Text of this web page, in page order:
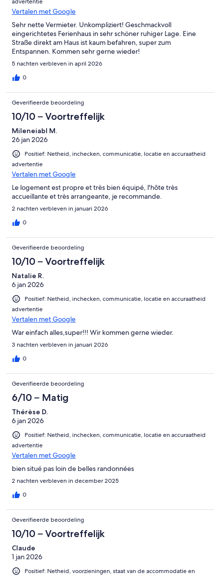
Vertalen met Google
Sehr nette Vermieter. Unkompliziert! Geschmackvoll
eingerichtetes Ferienhaus in sehr schöner ruhiger Lage. Eine
Straße direkt am Haus ist kaum befahren, super zum
Entspannen. Kommen sehr gerne wieder!
5 nachten verbleven in april 2026
0
Geverifieerde beoordeling
10/10 – Voortreffelijk
Mileneiabl M.
26 jan 2026
Positief: Netheid, inchecken, communicatie, locatie en accuraatheid
advertentie
Vertalen met Google
Le logement est propre et très bien équipé, l'hôte très
accueillante et très arrangeante, je recommande.
2 nachten verbleven in januari 2026
0
Geverifieerde beoordeling
10/10 – Voortreffelijk
Natalie R.
6 jan 2026
Positief: Netheid, inchecken, communicatie, locatie en accuraatheid
advertentie
Vertalen met Google
War einfach alles,super!!! Wir kommen gerne wieder.
3 nachten verbleven in januari 2026
0
Geverifieerde beoordeling
6/10 – Matig
Thérèse D.
6 jan 2026
Positief: Netheid, inchecken, communicatie, locatie en accuraatheid
advertentie
Vertalen met Google
bien situé pas loin de belles randonnées
2 nachten verbleven in december 2025
0
Geverifieerde beoordeling
10/10 – Voortreffelijk
Claude
1 jan 2026
Positief: Netheid, voorzieningen, staat van de accommodatie en